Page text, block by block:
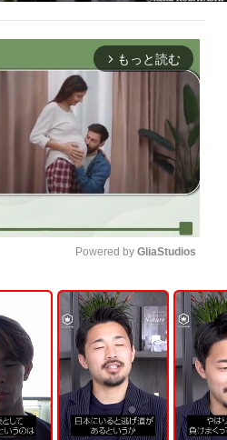
arrow_forward_ios もっと読む
U
n
m
u
t
e
Powered by GliaStudios